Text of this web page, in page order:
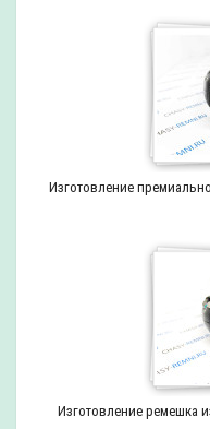
Изготовление
Изготовление ремешка